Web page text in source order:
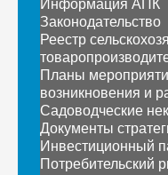
Законодательство
Реестр
Планы
возникновения и
Садоводческие
Документы
Инвестиционный
Потребительский